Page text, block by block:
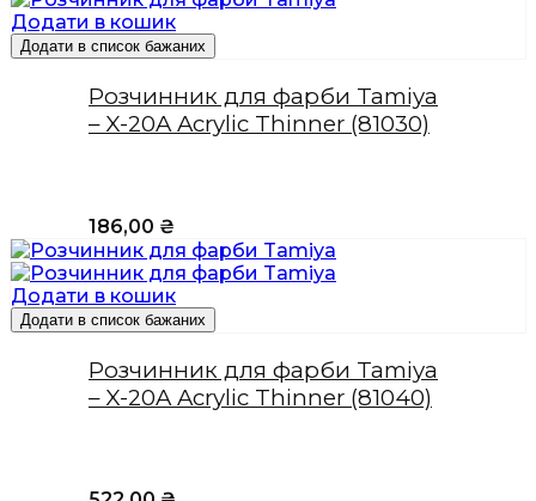
Додати в кошик
Додати в список бажаних
Розчинник для фарби Tamiya
– X-20A Acrylic Thinner (81030)
186,00 ₴
Додати в кошик
Додати в список бажаних
Розчинник для фарби Tamiya
– X-20A Acrylic Thinner (81040)